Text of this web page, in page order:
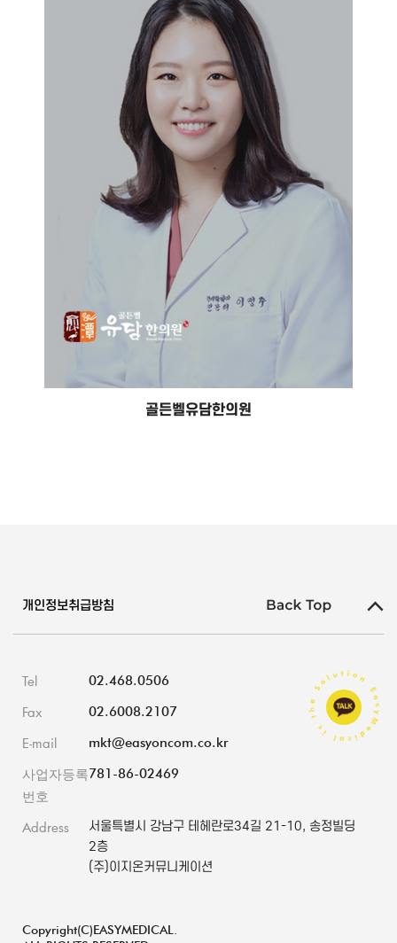
골든벨유담한의원
#홈페이지 제작 #홈페이지 유지보수
골든벨유담한의원
개인정보취급방침
Tel 02.468.0506
Fax 02.6008.2107
E-mail mkt@easyoncom.co.kr
사업자등록
번호
781-86-02469
Address
서울특별시 강남구 테헤란로34길 21-10, 송정빌딩
2층
(주)이지온커뮤니케이션
Copyright(C)EASYMEDICAL.